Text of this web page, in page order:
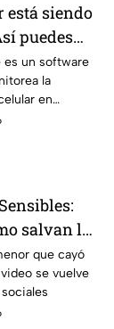
está siendo
puedes
alguien
es un software
la
en
cómo opera y
salvan la
men0r tras
lago
que cayó
se vuelve